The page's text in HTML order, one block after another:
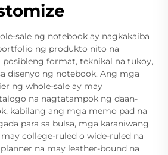
sale ng notebook ay nagkakaiba
ng produkto nito na
posibleng format, teknikal na tukoy,
disenyo ng notebook. Ang mga
ng whole-sale ay may
na nagtatampok ng daan-
kabilang ang mga memo pad na
para sa bulsa, mga karaniwang
college-ruled o wide-ruled na
na may leather-bound na